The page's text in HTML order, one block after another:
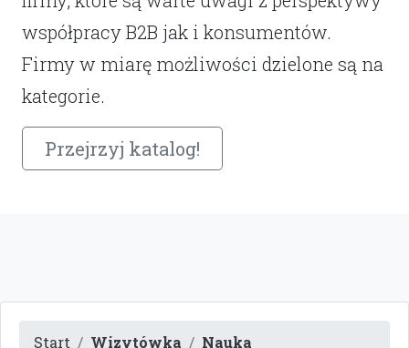
współpracy B2B jak i konsumentów.
Firmy w miarę możliwości dzielone są na
kategorie.
Przejrzyj katalog!
Start Wizytówka
Nauka